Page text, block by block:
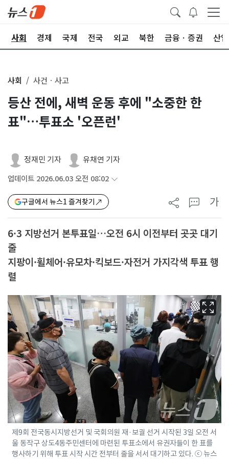
사회 경제 국제 전국 외교 북한 금융ㆍ증권 산업
사회 사건ㆍ사고
등산 전에, 새벽 운동 후에 "소중한 한
표"…투표소 '오픈런'
정재민 기자 유채연 기자
업데이트 2026.06.03 오전 08:02
구글에서 뉴스1 즐겨찾기 가
6·3 지방선거 본투표일…오전 6시 이전부터 곳곳 대기
줄
지팡이·휠체어·유모차·킥보드·자전거 가지각색 투표 행
렬
제9회 전국동시지방선거 및 국회의원 재·보궐 선거 시작된 3일 오전 서
울 동작구 상도4동주민센터에 마련된 투표소에서 유권자들이 한 표를
행사하기 위해 투표 시작 시간 전부터 줄을 서서 대기하고 있다. ⓒ 뉴스